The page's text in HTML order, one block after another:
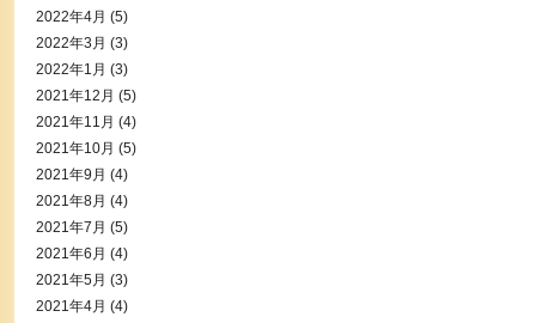
2022年4月 (5)
2022年3月 (3)
2022年1月 (3)
2021年12月 (5)
2021年11月 (4)
2021年10月 (5)
2021年9月 (4)
2021年8月 (4)
2021年7月 (5)
2021年6月 (4)
2021年5月 (3)
2021年4月 (4)